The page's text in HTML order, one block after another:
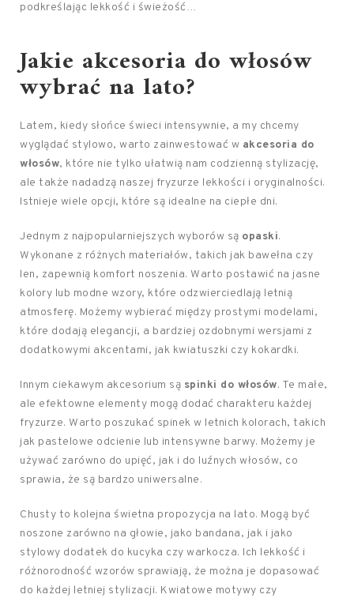
podkreślając lekkość i świeżość…
Jakie akcesoria do włosów
wybrać na lato?
Latem, kiedy słońce świeci intensywnie, a my chcemy
wyglądać stylowo, warto zainwestować w akcesoria do
włosów, które nie tylko ułatwią nam codzienną stylizację,
ale także nadadzą naszej fryzurze lekkości i oryginalności.
Istnieje wiele opcji, które są idealne na ciepłe dni.
Jednym z najpopularniejszych wyborów są opaski.
Wykonane z różnych materiałów, takich jak bawełna czy
len, zapewnią komfort noszenia. Warto postawić na jasne
kolory lub modne wzory, które odzwierciedlają letnią
atmosferę. Możemy wybierać między prostymi modelami,
które dodają elegancji, a bardziej ozdobnymi wersjami z
dodatkowymi akcentami, jak kwiatuszki czy kokardki.
Innym ciekawym akcesorium są spinki do włosów. Te małe,
ale efektowne elementy mogą dodać charakteru każdej
fryzurze. Warto poszukać spinek w letnich kolorach, takich
jak pastelowe odcienie lub intensywne barwy. Możemy je
używać zarówno do upięć, jak i do luźnych włosów, co
sprawia, że są bardzo uniwersalne.
Chusty to kolejna świetna propozycja na lato. Mogą być
noszone zarówno na głowie, jako bandana, jak i jako
stylowy dodatek do kucyka czy warkocza. Ich lekkość i
różnorodność wzorów sprawiają, że można je dopasować
do każdej letniej stylizacji. Kwiatowe motywy czy